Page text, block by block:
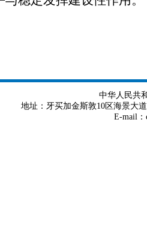
中华人民共
地址：牙买加金斯敦10区海景大道
E-mail：